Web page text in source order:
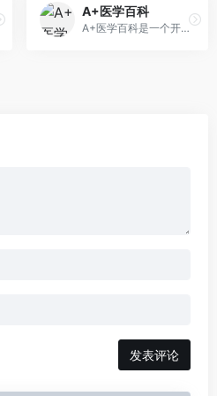
A+医学百科
A+医学百科是一个开放的在线医学百科全书网站，涵盖疾病百科、症状百科、药品百科、急救百科等医学保健知识。欢迎加入A+医学百科，与我们一起普及医学常识，推广健康生活方式。
发表评论